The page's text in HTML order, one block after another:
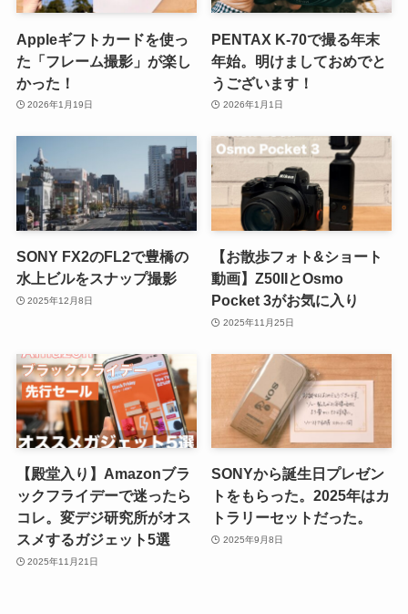
Appleギフトカードを使っ
た「フレーム撮影」が楽し
かった！
2026年1月19日
PENTAX K-70で撮る年末
年始。明けましておめでと
うございます！
2026年1月1日
SONY FX2のFL2で豊橋の
水上ビルをスナップ撮影
2025年12月8日
【お散歩フォト&ショート
動画】Z50IIとOsmo
Pocket 3がお気に入り
2025年11月25日
【殿堂入り】Amazonブラ
ックフライデーで迷ったら
コレ。変デジ研究所がオス
スメするガジェット5選
2025年11月21日
SONYから誕生日プレゼン
トをもらった。2025年はカ
トラリーセットだった。
2025年9月8日